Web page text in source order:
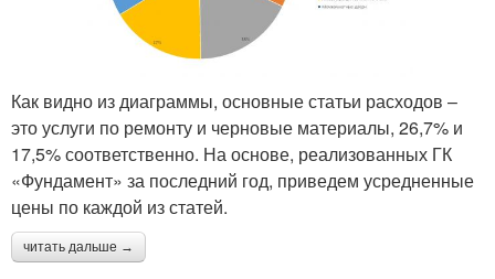
Как видно из диаграммы, основные статьи расходов –
это услуги по ремонту и черновые материалы, 26,7% и
17,5% соответственно. На основе, реализованных ГК
«Фундамент» за последний год, приведем усредненные
цены по каждой из статей.
читать дальше →